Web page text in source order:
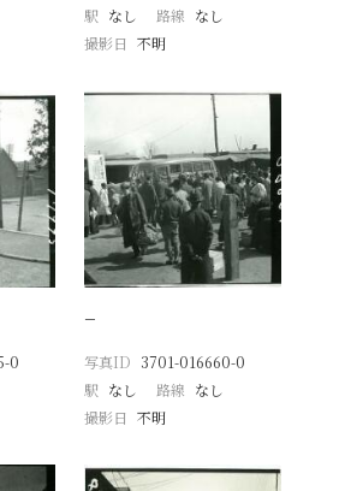
駅 なし 路線 なし
撮影日 不明
0
−
写真ID 3701-016660-0
駅 なし 路線 なし
撮影日 不明